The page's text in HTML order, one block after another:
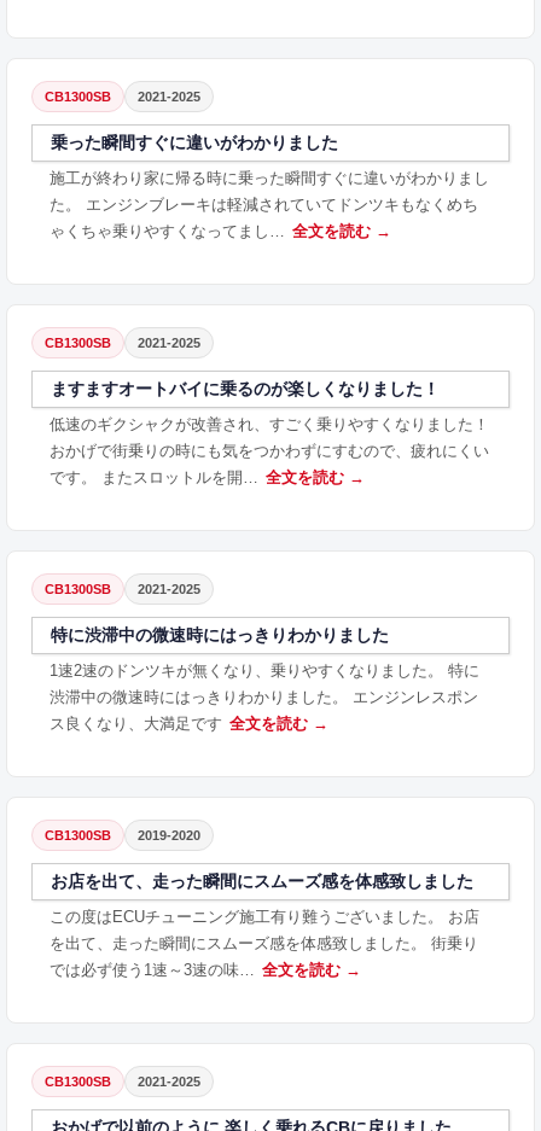
CB1300SB 2021-2025
乗った瞬間すぐに違いがわかりました
施工が終わり家に帰る時に乗った瞬間すぐに違いがわかりまし
た。 エンジンブレーキは軽減されていてドンツキもなくめち
ゃくちゃ乗りやすくなってまし…
全文を読む →
CB1300SB 2021-2025
ますますオートバイに乗るのが楽しくなりました！
低速のギクシャクが改善され、すごく乗りやすくなりました！
おかげで街乗りの時にも気をつかわずにすむので、疲れにくい
です。 またスロットルを開…
全文を読む →
CB1300SB 2021-2025
特に渋滞中の微速時にはっきりわかりました
1速2速のドンツキが無くなり、乗りやすくなりました。 特に
渋滞中の微速時にはっきりわかりました。 エンジンレスポン
ス良くなり、大満足です 全文を読む →
CB1300SB 2019-2020
お店を出て、走った瞬間にスムーズ感を体感致しました
この度はECUチューニング施工有り難うございました。 お店
を出て、走った瞬間にスムーズ感を体感致しました。 街乗り
では必ず使う1速～3速の味…
全文を読む →
CB1300SB 2021-2025
おかげで以前のように 楽しく乗れるCBに戻りました